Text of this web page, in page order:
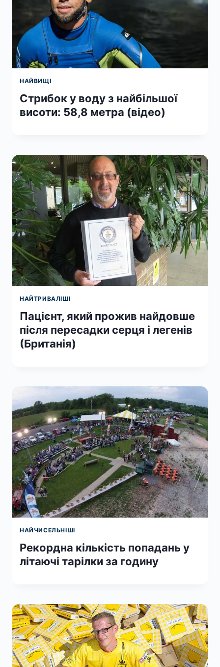
НАЙВИЩІ
Стрибок у воду з найбільшої
висоти: 58,8 метра (відео)
НАЙТРИВАЛІШІ
Пацієнт, який прожив найдовше
після пересадки серця і легенів
(Британія)
НАЙЧИСЕЛЬНІШІ
Рекордна кількість попадань у
літаючі тарілки за годину